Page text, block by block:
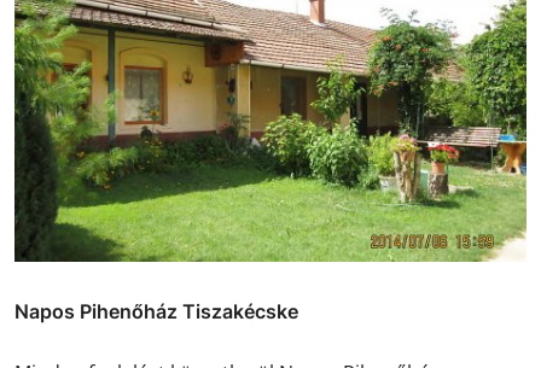
Napos Pihenőház Tiszakécske